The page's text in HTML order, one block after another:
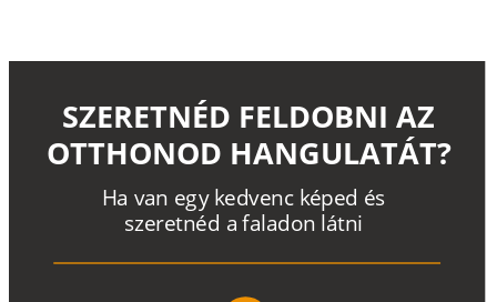
Ha van egy kedvenc képed és
szeretnéd a faladon látni
SZERETNÉD FELDOBNI AZ
OTTHONOD HANGULATÁT?